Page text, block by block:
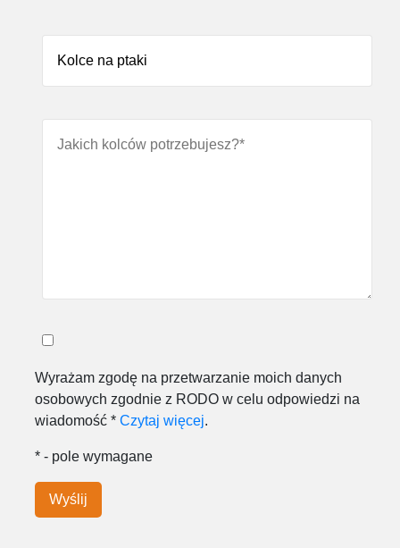
Wyrażam zgodę na przetwarzanie moich danych
osobowych zgodnie z RODO w celu odpowiedzi na
wiadomość * Czytaj więcej.
* - pole wymagane